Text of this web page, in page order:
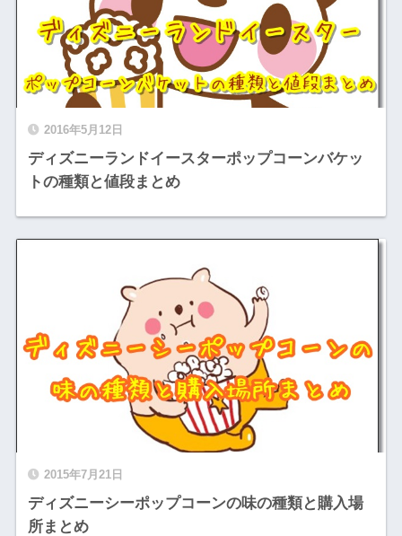
2016年5月12日
ディズニーランドイースターポップコーンバケッ
トの種類と値段まとめ
2015年7月21日
ディズニーシーポップコーンの味の種類と購入場
所まとめ